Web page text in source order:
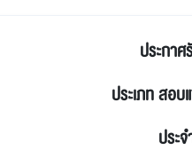
ประกา
ประเภท สอ
ประ